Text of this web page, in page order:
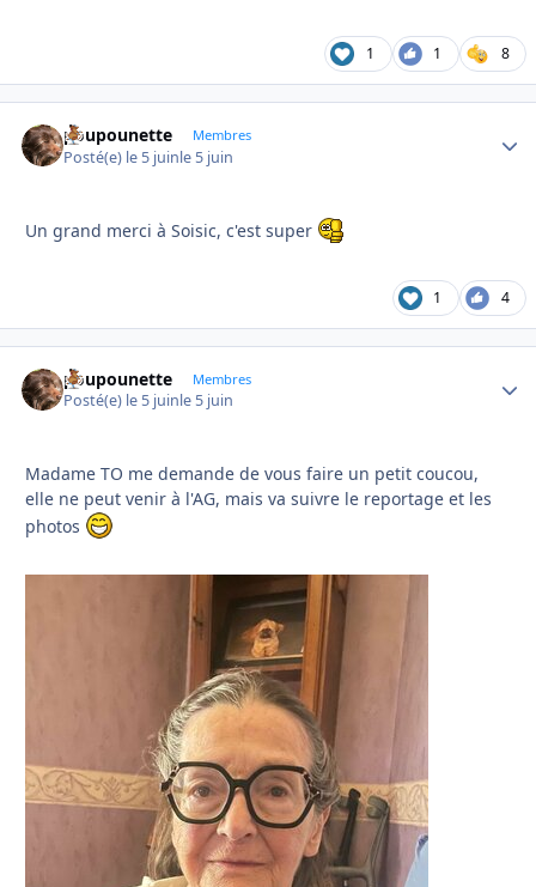
1 1 8
poupounette Membres
Posté(e) le 5 juinle 5 juin
Un grand merci à Soisic, c'est super
1 4
poupounette Membres
Posté(e) le 5 juinle 5 juin
Madame TO me demande de vous faire un petit coucou,
elle ne peut venir à l'AG, mais va suivre le reportage et les
photos